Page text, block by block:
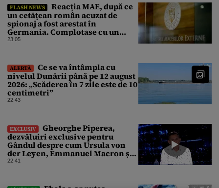
FLASH NEWS
Reacția MAE, după ce
un cetăţean român acuzat de
spionaj a fost arestat în
Germania. Complotase cu un
ucrainean ca să asasineze un
23:05
ALERTĂ
Ce se va întâmpla cu
nivelul Dunării până pe 12 august
2026: „Scăderea în 7 zile este de 10
centimetri”
22:43
EXCLUSIV
Gheorghe Piperea,
dezvăluiri exclusive pentru
Gândul despre cum Ursula von
der Leyen, Emmanuel Macron și
Zelenski plănuiesc pe Signal să îl
22:41